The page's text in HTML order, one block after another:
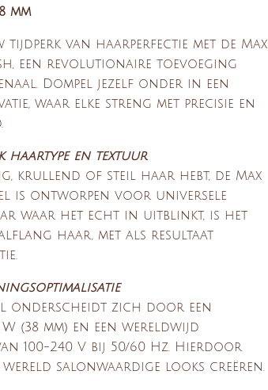
mm
tijdperk van haarperfectie met de Max
een revolutionaire toevoeging
Dompel jezelf onder in een
waar elke streng met precisie en
haartype en textuur
krullend of steil haar hebt, de Max
is ontworpen voor universele
waar het echt in uitblinkt, is het
haar, met als resultaat
onderscheidt zich door een
(38 mm) en een wereldwijd
100-240 V bij 50/60 Hz. Hierdoor
salonwaardige looks creëren.